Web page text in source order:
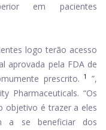
em pacientes
logo terão acesso
aprovada pela FDA de
prescrito. 1
”,
Pharmaceuticals. “Os
objetivo é trazer a eles
a se beneficiar dos